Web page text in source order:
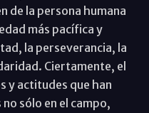
de la persona humana
más pacífica y
la perseverancia, la
Ciertamente, el
y actitudes que han
sólo en el campo,